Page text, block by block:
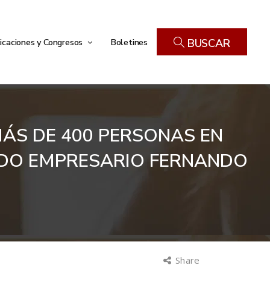
y Congresos Boletines BUSCAR
DE 400 PERSONAS EN
EMPRESARIO FERNANDO
Share